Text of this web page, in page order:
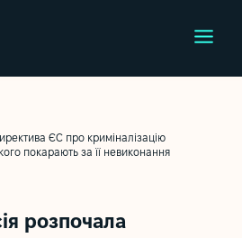
ЄС про криміналізацію
покарають за її невиконання
розпочала